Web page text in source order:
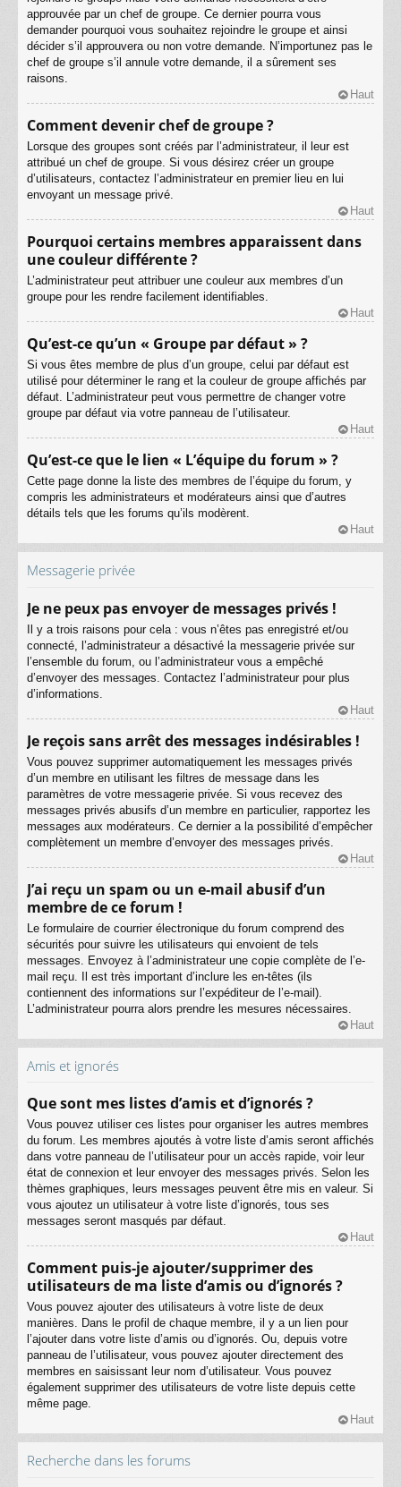
approuvée par un chef de groupe. Ce dernier pourra vous
demander pourquoi vous souhaitez rejoindre le groupe et ainsi
décider s’il approuvera ou non votre demande. N’importunez pas le
chef de groupe s’il annule votre demande, il a sûrement ses
raisons.
Haut
Comment devenir chef de groupe ?
Lorsque des groupes sont créés par l’administrateur, il leur est
attribué un chef de groupe. Si vous désirez créer un groupe
d’utilisateurs, contactez l’administrateur en premier lieu en lui
envoyant un message privé.
Haut
Pourquoi certains membres apparaissent dans
une couleur différente ?
L’administrateur peut attribuer une couleur aux membres d’un
groupe pour les rendre facilement identifiables.
Haut
Qu’est-ce qu’un « Groupe par défaut » ?
Si vous êtes membre de plus d’un groupe, celui par défaut est
utilisé pour déterminer le rang et la couleur de groupe affichés par
défaut. L’administrateur peut vous permettre de changer votre
groupe par défaut via votre panneau de l’utilisateur.
Haut
Qu’est-ce que le lien « L’équipe du forum » ?
Cette page donne la liste des membres de l’équipe du forum, y
compris les administrateurs et modérateurs ainsi que d’autres
détails tels que les forums qu’ils modèrent.
Haut
Messagerie privée
Je ne peux pas envoyer de messages privés !
Il y a trois raisons pour cela : vous n’êtes pas enregistré et/ou
connecté, l’administrateur a désactivé la messagerie privée sur
l’ensemble du forum, ou l’administrateur vous a empêché
d’envoyer des messages. Contactez l’administrateur pour plus
d’informations.
Haut
Je reçois sans arrêt des messages indésirables !
Vous pouvez supprimer automatiquement les messages privés
d’un membre en utilisant les filtres de message dans les
paramètres de votre messagerie privée. Si vous recevez des
messages privés abusifs d’un membre en particulier, rapportez les
messages aux modérateurs. Ce dernier a la possibilité d’empêcher
complètement un membre d’envoyer des messages privés.
Haut
J’ai reçu un spam ou un e-mail abusif d’un
membre de ce forum !
Le formulaire de courrier électronique du forum comprend des
sécurités pour suivre les utilisateurs qui envoient de tels
messages. Envoyez à l’administrateur une copie complète de l’e-
mail reçu. Il est très important d’inclure les en-têtes (ils
contiennent des informations sur l’expéditeur de l’e-mail).
L’administrateur pourra alors prendre les mesures nécessaires.
Haut
Amis et ignorés
Que sont mes listes d’amis et d’ignorés ?
Vous pouvez utiliser ces listes pour organiser les autres membres
du forum. Les membres ajoutés à votre liste d’amis seront affichés
dans votre panneau de l’utilisateur pour un accès rapide, voir leur
état de connexion et leur envoyer des messages privés. Selon les
thèmes graphiques, leurs messages peuvent être mis en valeur. Si
vous ajoutez un utilisateur à votre liste d’ignorés, tous ses
messages seront masqués par défaut.
Haut
Comment puis-je ajouter/supprimer des
utilisateurs de ma liste d’amis ou d’ignorés ?
Vous pouvez ajouter des utilisateurs à votre liste de deux
manières. Dans le profil de chaque membre, il y a un lien pour
l’ajouter dans votre liste d’amis ou d’ignorés. Ou, depuis votre
panneau de l’utilisateur, vous pouvez ajouter directement des
membres en saisissant leur nom d’utilisateur. Vous pouvez
également supprimer des utilisateurs de votre liste depuis cette
même page.
Haut
Recherche dans les forums